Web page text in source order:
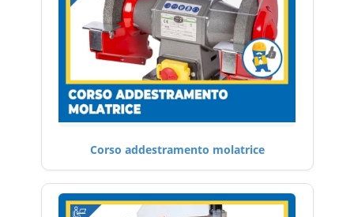
Corso addestramento molatrice